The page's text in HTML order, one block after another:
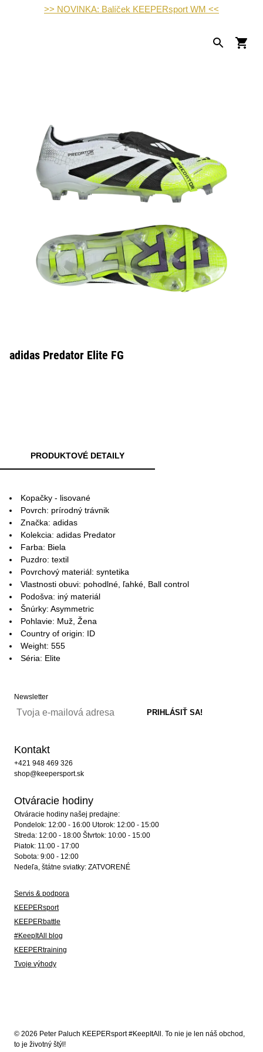
>> NOVINKA: Balíček KEEPERsport WM <<
adidas Predator Elite FG
PRODUKTOVÉ DETAILY
Kopačky - lisované
Povrch: prírodný trávnik
Značka: adidas
Kolekcia: adidas Predator
Farba: Biela
Puzdro: textil
Povrchový materiál: syntetika
Vlastnosti obuvi: pohodlné, ľahké, Ball control
Podošva: iný materiál
Šnúrky: Asymmetric
Pohlavie: Muž, Žena
Country of origin: ID
Weight: 555
Séria: Elite
Newsletter
Kontakt
+421 948 469 326
shop@keepersport.sk
Otváracie hodiny
Otváracie hodiny našej predajne:
Pondelok: 12:00 - 16:00 Utorok: 12:00 - 15:00
Streda: 12:00 - 18:00 Štvrtok: 10:00 - 15:00
Piatok: 11:00 - 17:00
Sobota: 9:00 - 12:00
Nedeľa, štátne sviatky: ZATVORENÉ
Servis & podpora
KEEPERsport
KEEPERbattle
#KeepItAll blog
KEEPERtraining
Tvoje výhody
© 2026 Peter Paluch KEEPERsport #KeepItAll. To nie je len náš obchod,
to je životný štýl!